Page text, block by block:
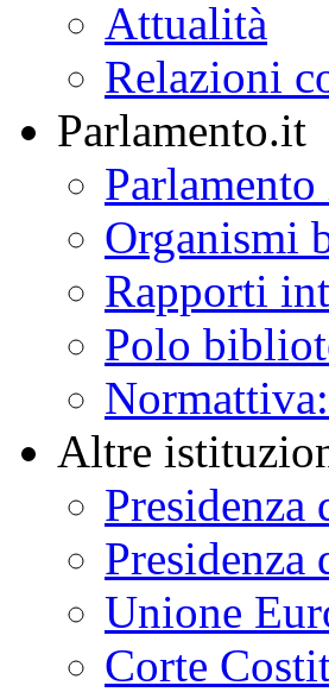
Attualità
Relazioni
Parlamento.it
Organismi
Rapporti
Polo
Altre
Presidenza
Unione
Corte